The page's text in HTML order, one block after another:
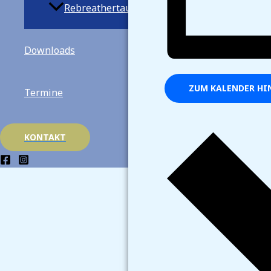
Rebreathertauchen
Downloads
Termine
KONTAKT
ZUM KALENDER